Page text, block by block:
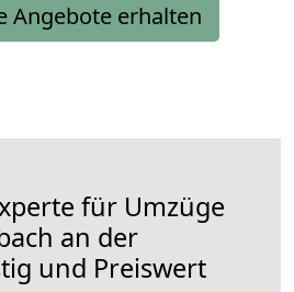
Angebote erhalten
für Umzüge
an der
und Preiswert